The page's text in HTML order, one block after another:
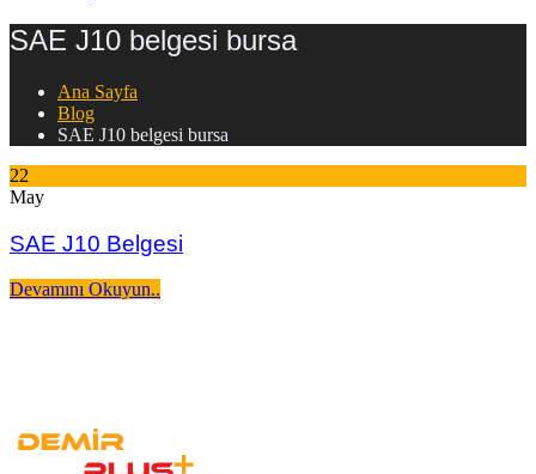
SAE J10 belgesi bursa
Ana Sayfa
Blog
SAE J10 belgesi bursa
22
May
SAE J10 Belgesi
Devamını Okuyun..